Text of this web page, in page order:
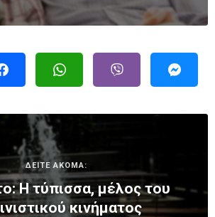
ΔΕΙΤΕ ΑΚΟΜΑ:
Η τύπισσα, μέλος του
κινήματος